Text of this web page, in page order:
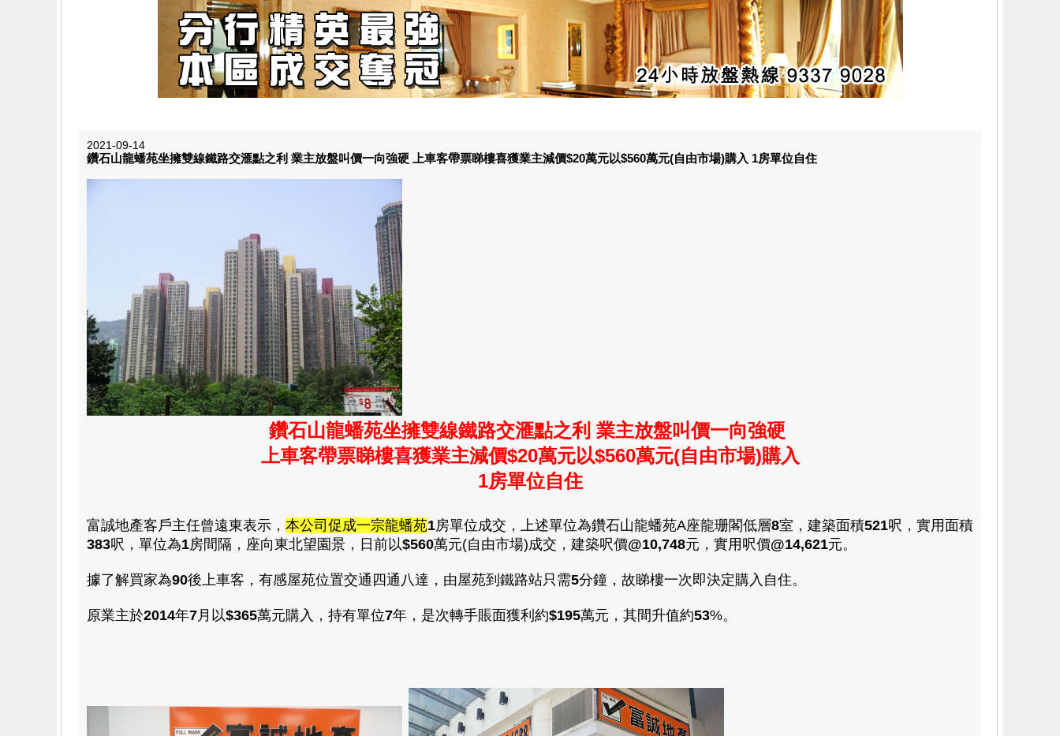
2021-09-14
鑽石山龍蟠苑坐擁雙線鐵路交滙點之利 業主放盤叫價一向強硬 上車客帶票睇樓喜獲業主減價$20萬元以$560萬元(自由市場)購入 1房單位自住
鑽石山龍蟠苑坐擁雙線鐵路交滙點之利 業主放盤叫價一向強硬
上車客帶票睇樓喜獲業主減價$20萬元以$560萬元(自由市場)購入
1房單位自住
富誠地產客戶主任曾遠東表示， 本公司促成一宗龍蟠苑1房單位成交，上述單位為鑽石山龍蟠苑A座龍珊閣低層8室，建築面積521呎，實用面積
383呎，單位為1房間隔，座向東北望園景，日前以$560萬元(自由市場)成交，建築呎價@10,748元，實用呎價@14,621元。
據了解買家為90後上車客 ， 有感屋苑位置交通四通八達 ， 由屋苑到鐵路站只需5分鐘 ，故睇樓一次即決定購入自住。
原業主於2014年7月以$365萬元購入，持有單位7年，是次轉手賬面獲利約$195萬元 ，其間升值約53%。